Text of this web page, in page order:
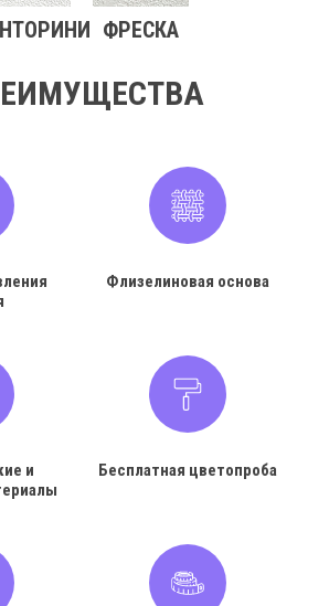
ФРЕСКА
Флизелиновая основа
и
Бесплатная цветопроба